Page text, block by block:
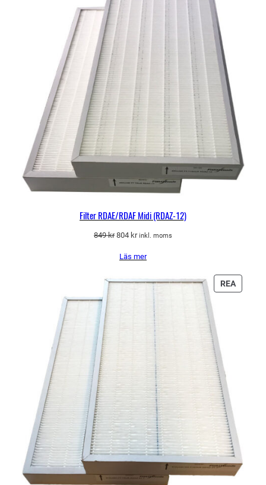
Filter RDAE/RDAF Midi (RDAZ-12)
849kr Det
priset
849 kr.
804 krDet
priset
804 kr.
inkl. moms
Läs mer
REA
PÅ